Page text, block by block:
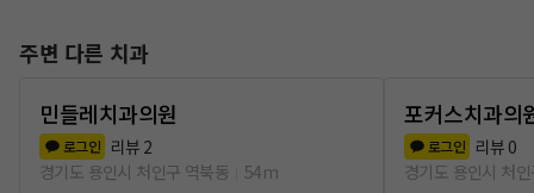
주변 다른 치과
민들레치과의원
로그인 리뷰 2
경기도 용인시 처인구 역북동
54m
포커스치과의
로그인 리뷰 0
경기도 용인시 처